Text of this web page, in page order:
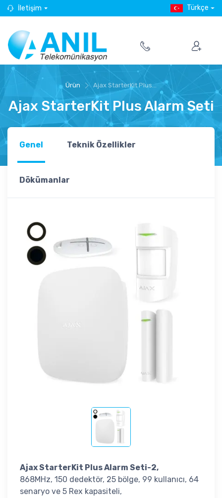
İletişim Türkçe
Ürün Ajax StarterKit Plus...
Ajax StarterKit Plus Alarm Seti
Genel Teknik Özellikler
Dökümanlar
Ajax StarterKit PlusAlarm Seti-2,
868MHz, 150 dedektör, 25 bölge, 99 kullanıcı, 64
senaryo ve 5 Rex kapasiteli,